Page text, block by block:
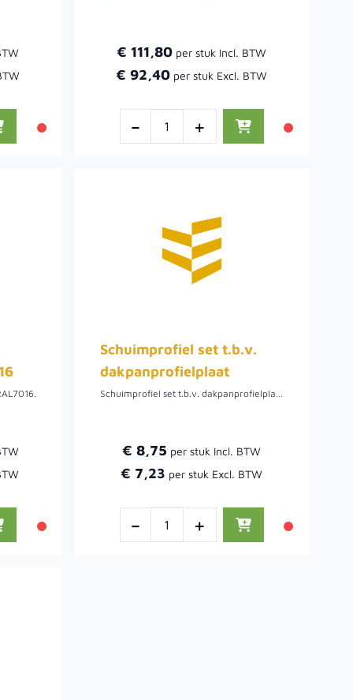
€ 111,80
€ 92,40
- +
Schuimprofiel set t.b.v.
dakpanprofielplaat
Schuimprofiel set t.b.v. dakpanprofielplaat.
€ 8,75
€ 7,23
- +